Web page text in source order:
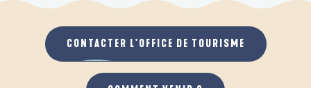
CONTACTER L'OFFICE DE TOURISME